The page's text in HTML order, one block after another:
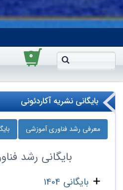
۰
بایگانی نشریه آکاردئونی
معرفی رشد فناوری آموزشی
بایگانی رشد
بایگانی 1404